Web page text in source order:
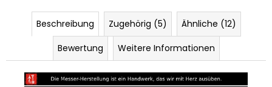
Beschreibung Zugehörig (5)
Ähnliche (12)
Bewertung
Weitere Informationen